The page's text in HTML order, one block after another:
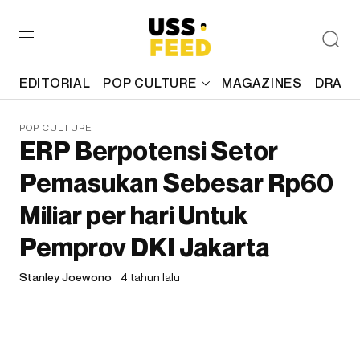
EDITORIAL POP CULTURE MAGAZINES
POP CULTURE
ERP Berpotensi Setor
Pemasukan Sebesar Rp60
Miliar per hari Untuk
Pemprov DKI Jakarta
Stanley Joewono 4 tahun lalu